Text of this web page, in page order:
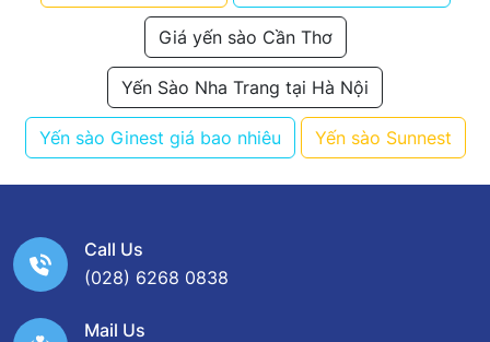
Giá yến sào Cần Thơ
Yến Sào Nha Trang tại Hà Nội
Yến sào Ginest giá bao nhiêu Yến sào Sunnest
Call Us
(028) 6268 0838
Mail Us